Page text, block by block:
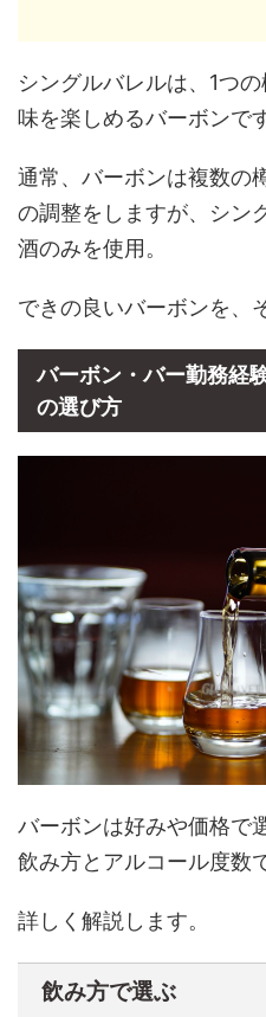
シングルバレルは、1つ
味を楽しめるバーボンです
通常、バーボンは複数の
の調整をしますが、シン
酒のみを使用。
できの良いバーボンを、
バーボン・バー勤務経
の選び方
バーボンは好みや価格で
飲み方とアルコール度数
詳しく解説します。
飲み方で選ぶ